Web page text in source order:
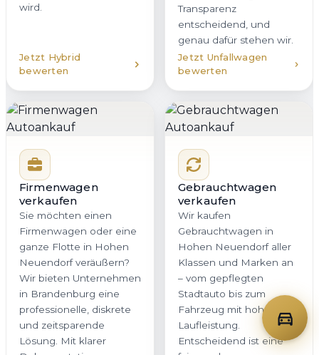
wird.
Jetzt Hybrid
bewerten
Transparenz
entscheidend, und
genau dafür stehen wir.
Jetzt Unfallwagen
bewerten
Firmenwagen
verkaufen
Sie möchten einen
Firmenwagen oder eine
ganze Flotte in Hohen
Neuendorf veräußern?
Wir bieten Unternehmen
in Brandenburg eine
professionelle, diskrete
und zeitsparende
Lösung. Mit klarer
Gebrauchtwagen
verkaufen
Wir kaufen
Gebrauchtwagen in
Hohen Neuendorf aller
Klassen und Marken an
– vom gepflegten
Stadtauto bis zum
Fahrzeug mit hoher
Laufleistung.
Entscheidend ist eine